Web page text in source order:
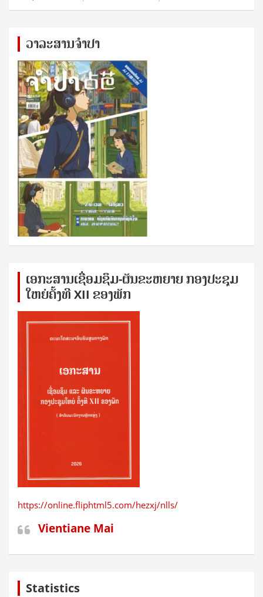
ວາລະສານຈຳປາ
ເອກ​ະ​ສານ​ເຊ​ື່ອມ​ຊ​ຶມ-ຜັນ​ຂະ​ຫ​ຍາຍ ກອງ​ປະ​ຊຸມ​
ໃຫຍ່​ຄັ້ງ​ທີ XII ຂອງ​ພັກ
https://online.fliphtml5.com/hezxj/nlls/
Vientiane Mai
Statistics